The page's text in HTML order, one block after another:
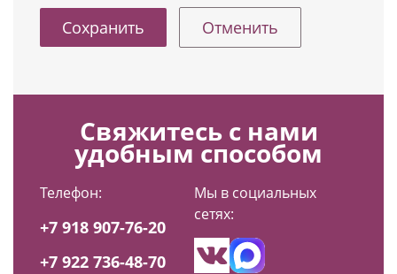
Отменить
Свяжитесь с нами
удобным способом
Телефон:
+7 918 907-76-20
+7 922 736-48-70
Мы в социальных
сетях: